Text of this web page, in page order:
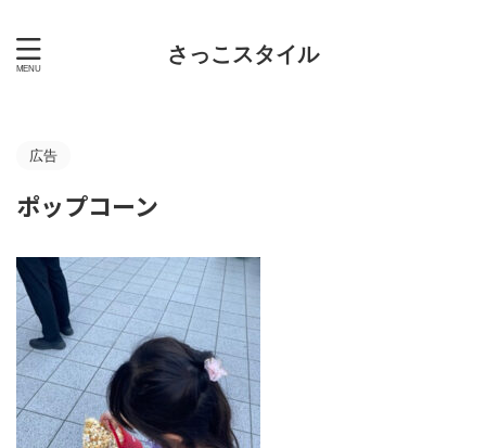
さっこスタイル
広告
ポップコーン